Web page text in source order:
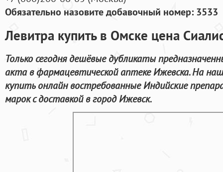
Обязательно назовите добавочный номер: 3533
Левитра купить в Омске цена
Только сегодня дешёвые дубликаты
акта в фармацевтической аптеке Ижевска. На
купить онлайн востребованные Индийские
марок с доставкой в город Ижевск.